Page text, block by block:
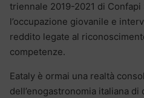
triennale 2019-2021 di
l’occupazione giovanile e
reddito legate al
competenze.
Eataly è ormai una realtà
dell’enogastronomia italiana